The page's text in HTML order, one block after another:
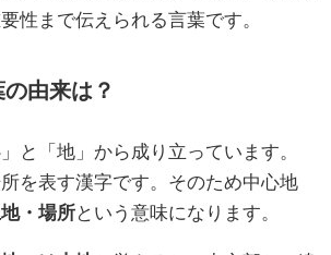
性まで伝えられる言葉です。
由来は？
と「地」から成り立っています。
所を表す漢字です。そのため中心地
・場所という意味になります。